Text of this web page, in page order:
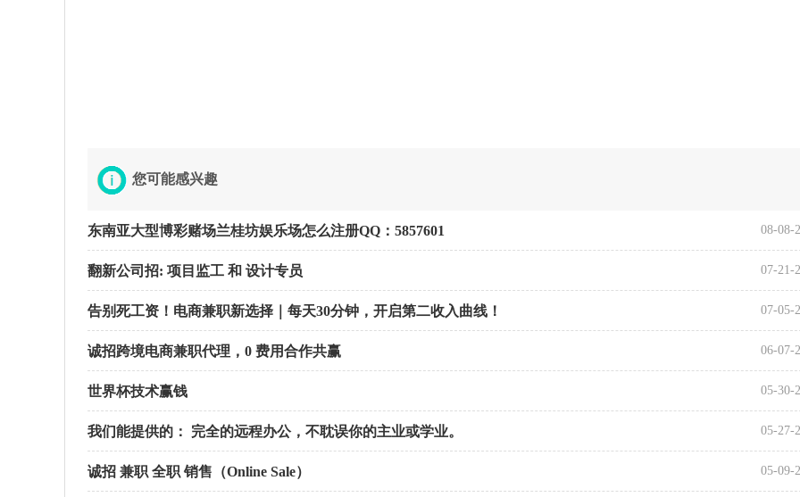
您可能感兴趣
东南亚大型博彩赌场兰桂坊娱乐场怎么注册QQ：5857601 08-08-
翻新公司招: 项目监工 和 设计专员 07-21-
告别死工资！电商兼职新选择｜每天30分钟，开启第二收入曲线！ 07-05-
诚招跨境电商兼职代理，0 费用合作共赢 06-07-
世界杯技术赢钱 05-30-
我们能提供的： 完全的远程办公，不耽误你的主业或学业。 05-27-
诚招 兼职 全职 销售（Online Sale） 05-09-